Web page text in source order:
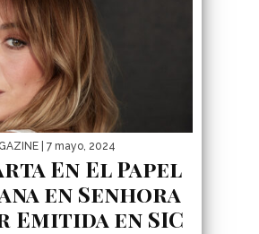
| 7 mayo, 2024
En El Papel
en Senhora
Emitida en SIC